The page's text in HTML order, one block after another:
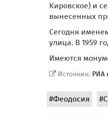
Кировское) и
вынесенных
Сегодня
улица. В 1959
Имеются
Источник: РИА
#Феодосия